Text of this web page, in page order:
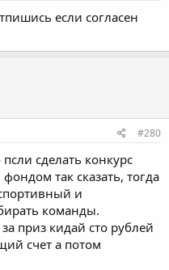
если согласен
#280
сделать конкурс
так сказать, тогда
и
команды.
приз кидай сто рублей
счет а потом